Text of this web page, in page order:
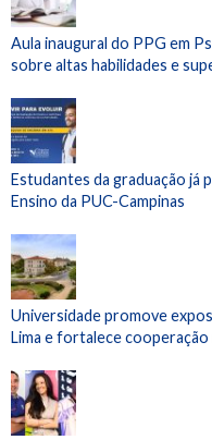
Aula inaugural do PPG em
sobre altas habilidades e
Estudantes da graduação já
Ensino da PUC-Campinas
Universidade promove
Lima e fortalece cooperação